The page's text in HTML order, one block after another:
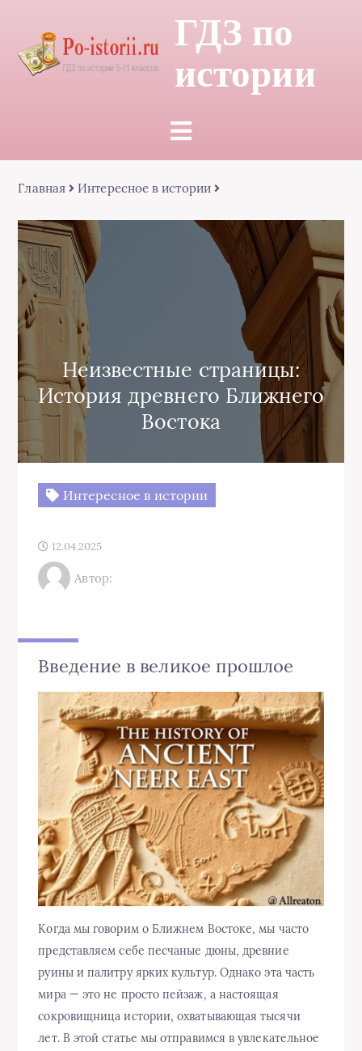
ГДЗ по
истории
Главная Интересное в истории
Неизвестные страницы:
История древнего Ближнего
Востока
Интересное в истории
12.04.2025
Автор:
Введение в великое прошлое
Когда мы говорим о Ближнем Востоке, мы часто
представляем себе песчаные дюны, древние
руины и палитру ярких культур. Однако эта часть
мира — это не просто пейзаж, а настоящая
сокровищница истории, охватывающая тысячи
лет. В этой статье мы отправимся в увлекательное